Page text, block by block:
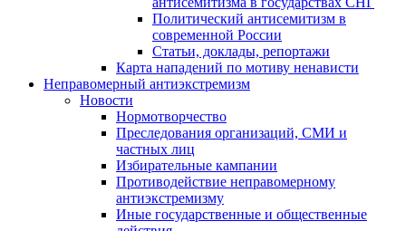
Политический антисемитизм в
современной России
Статьи, доклады, репортажи
Карта нападений по мотиву ненависти
Неправомерный антиэкстремизм
Новости
Нормотворчество
Преследования организаций, СМИ и
частных лиц
Избирательные кампании
Противодействие неправомерному
антиэкстремизму
Иные государственные и общественные